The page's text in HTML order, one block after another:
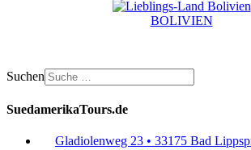
BOLIVIEN
Suchen
SuedamerikaTours.de
Gladiolenweg 23 • 33175 Bad